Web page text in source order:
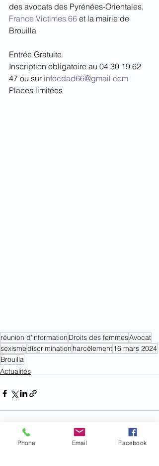
des avocats des Pyrénées-Orientales,
France Victimes 66 et la mairie de
Brouilla
Entrée Gratuite.
Inscription obligatoire au 04 30 19 62
47 ou sur infocdad66@gmail.com
Places limitées
réunion d'information Droits des femmesAvocat
sexismediscrimination harcèlement16 mars 2024
Brouilla
Actualités
Phone Email Facebook